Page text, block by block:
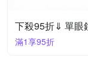
下殺95折⇓ 單眼
滿1享95折